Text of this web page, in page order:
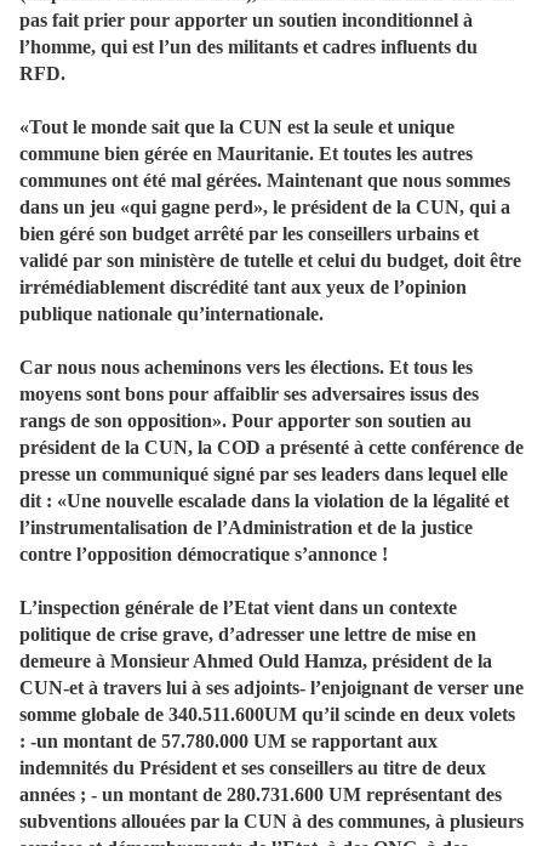
pas fait prier pour apporter un soutien inconditionnel à
l’homme, qui est l’un des militants et cadres influents du
RFD.
«Tout le monde sait que la CUN est la seule et unique
commune bien gérée en Mauritanie. Et toutes les autres
communes ont été mal gérées. Maintenant que nous sommes
dans un jeu «qui gagne perd», le président de la CUN, qui a
bien géré son budget arrêté par les conseillers urbains et
validé par son ministère de tutelle et celui du budget, doit être
irrémédiablement discrédité tant aux yeux de l’opinion
publique nationale qu’internationale.
Car nous nous acheminons vers les élections. Et tous les
moyens sont bons pour affaiblir ses adversaires issus des
rangs de son opposition». Pour apporter son soutien au
président de la CUN, la COD a présenté à cette conférence de
presse un communiqué signé par ses leaders dans lequel elle
dit : «Une nouvelle escalade dans la violation de la légalité et
l’instrumentalisation de l’Administration et de la justice
contre l’opposition démocratique s’annonce !
L’inspection générale de l’Etat vient dans un contexte
politique de crise grave, d’adresser une lettre de mise en
demeure à Monsieur Ahmed Ould Hamza, président de la
CUN-et à travers lui à ses adjoints- l’enjoignant de verser une
somme globale de 340.511.600UM qu’il scinde en deux volets
: -un montant de 57.780.000 UM se rapportant aux
indemnités du Président et ses conseillers au titre de deux
années ; - un montant de 280.731.600 UM représentant des
subventions allouées par la CUN à des communes, à plusieurs